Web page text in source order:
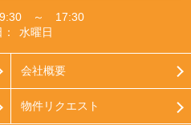
9:30 ～ 17:30
水曜日
会社概要
物件リクエスト